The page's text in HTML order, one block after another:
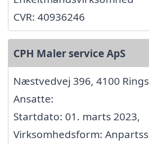
CVR: 40936246
CPH Maler service ApS
Næstvedvej 396, 4100
Ansatte:
Startdato: 01. marts 2023,
Virksomhedsform: